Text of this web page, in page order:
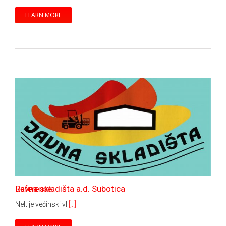
LEARN MORE
Javna skladišta a.d. Subotica
Reference
Nelt je većinski vl [...]